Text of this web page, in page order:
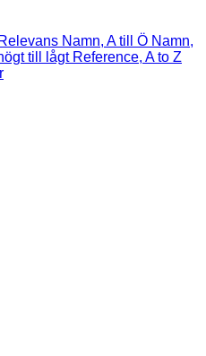
Relevans Namn, A till Ö Namn,
till lågt Reference, A to Z